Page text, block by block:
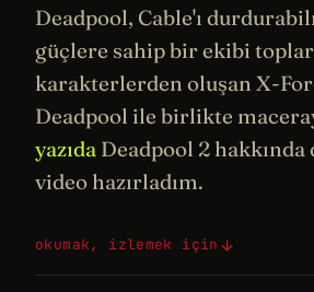
Deadpool, Cable'ı
güçlere sahip bir ekibi toplar
karakterlerden oluşan X-
Deadpool ile birlikte
yazıda Deadpool 2 hakkında
video hazırladım.
okumak, izlemek için